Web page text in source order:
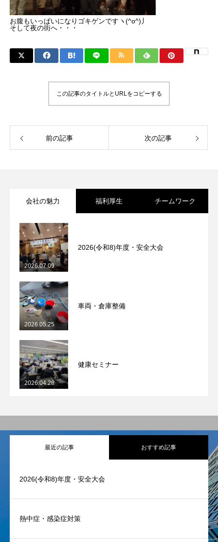
お腹もいっぱいになりゴキゲンですヽ(^o^)丿
そして夜の街へ・・・
この記事のタイトルとURLをコピーする
前の記事 次の記事
会社の魅力 福利厚生 チームワーク
2026(令和8)年度・安全大会
2026.07.09
車両・倉庫整備
2026.05.25
健康セミナー
2026.04.28
最近の記事 おすすめ記事
2026(令和8)年度・安全大会
熱中症・感染症対策